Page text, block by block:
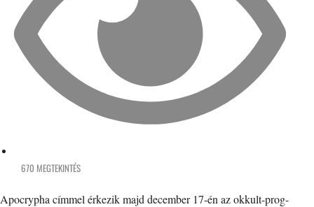
670 MEGTEKINTÉS
Apocrypha címmel érkezik majd december 17-én az okkult-prog-